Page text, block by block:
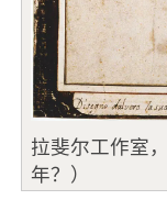
拉斐尔工作室，
年？）